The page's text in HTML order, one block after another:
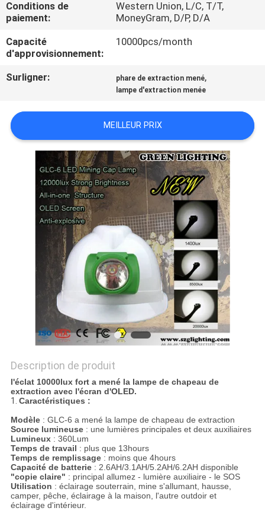
NOUS
DEMANDEZ
UNE
PLAN
PRIVACY
POLICY
Conditions de
paiement:
Western Union, L/C, T/T,
MoneyGram, D/P, D/A
Capacité
d'approvisionnement:
10000pcs/month
Surligner: phare de extraction mené,
lampe d'extraction menée
MEILLEUR PRIX
Description de produit
l'éclat 10000lux fort a mené la lampe de chapeau de
extraction avec l'écran d'OLED.
1. Caractéristiques :
Modèle : GLC-6 a mené la lampe de chapeau de extraction
Source lumineuse : une lumières principales et deux auxiliaires
Lumineux : 360Lum
Temps de travail : plus que 13hours
Temps de remplissage : moins que 4hours
Capacité de batterie : 2.6AH/3.1AH/5.2AH/6.2AH disponible
"copie claire" : principal allumez - lumière auxiliaire - le SOS
Utilisation : éclairage souterrain, mine s'allumant, hausse,
camper, pêche, éclairage à la maison, l'autre outdoir et
éclairage d'intérieur.